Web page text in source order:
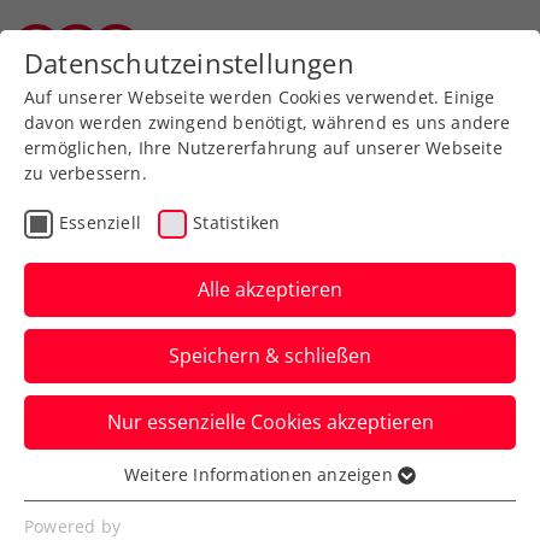
Zurück zur Newsübersicht
Turniere
Frühes Aus in
Wimbledon: Rasen für
Schwärzler keine Liebe
auf den ersten Blick
Die ÖTV-Zukunftshoffnung scheidet im
Jugendbewerb im Einzel und Doppel in
Runde eins aus.
Datenschutzeinstellungen
Auf unserer Webseite werden Cookies verwendet. Einige
davon werden zwingend benötigt, während es uns andere
ermöglichen, Ihre Nutzererfahrung auf unserer Webseite
zu verbessern.
Essenziell Statistiken
Alle akzeptieren
Speichern & schließen
Nur essenzielle Cookies akzeptieren
Essenziell
Essenzielle Cookies werden für grundlegende
Weitere Informationen anzeigen
Powered by